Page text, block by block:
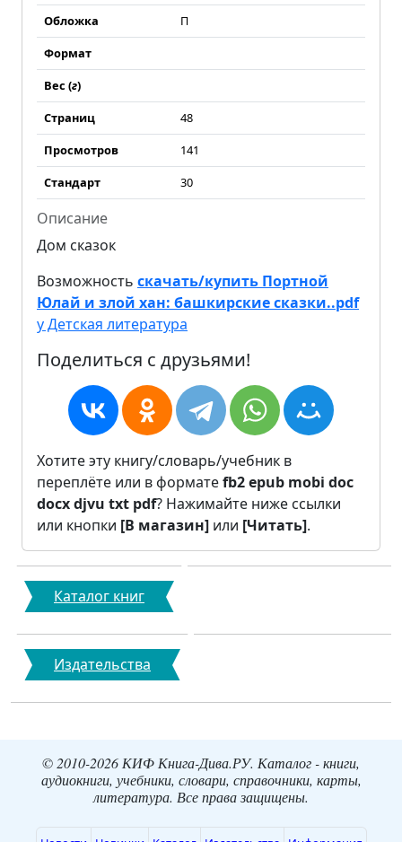
Обложка
П
Формат
Вес (г)
Страниц
48
Просмотров
141
Стандарт
30
Описание
Дом сказок
Возможность скачать/купить Портной
Юлай и злой хан: башкирские сказки..pdf
у Детская литература
Поделиться с друзьями!
Хотите эту книгу/словарь/учебник в
переплёте или в форматеfb2epub mobi doc
docxdjvu txt pdf? Нажимайте ниже ссылки
или кнопки [В магазин] или [Читать].
Каталог книг
Издательства
© 2010-2026 КИФ Книга-Дива.РУ. Каталог - книги,
аудиокниги, учебники, словари, справочники, карты,
литература. Все права защищены.